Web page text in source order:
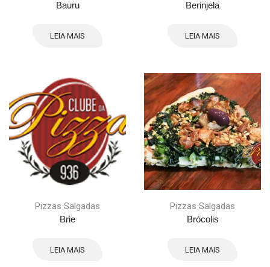
Bauru
LEIA MAIS
Berinjela
LEIA MAIS
Pizzas Salgadas
Brie
LEIA MAIS
Pizzas Salgadas
Brócolis
LEIA MAIS